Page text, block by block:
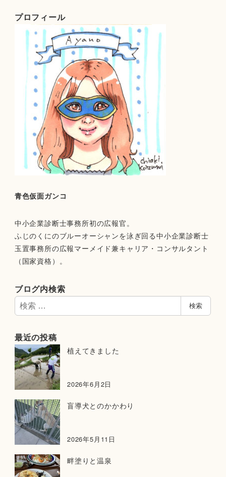
プロフィール
青色仮面ガンコ
中小企業診断士事務所初の広報官。
ふじのくにのブルーオーシャンを泳ぎ回る中小企業診断士
玉置事務所の広報マーメイド兼キャリア・コンサルタント
（国家資格）。
ブログ内検索
検
索
検索
最近の投稿
植えてきました
2026年6月2日
盲導犬とのかかわり
2026年5月11日
畔塗りと温泉